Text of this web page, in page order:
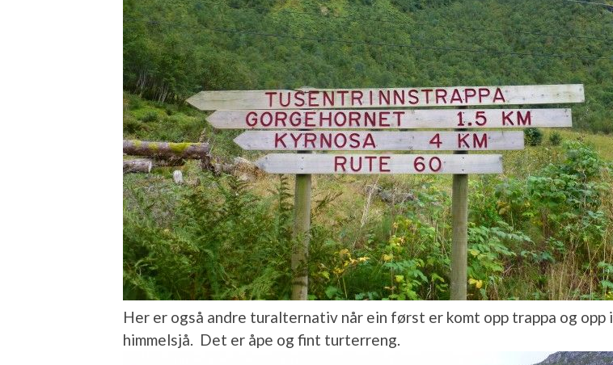
Her er også andre turalternativ når ein først er komt opp trappa og opp i
himmelsjå. Det er åpe og fint turterreng.